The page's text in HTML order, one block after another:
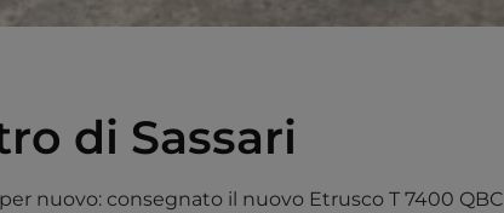
di Sassari
nuovo: consegnato il nuovo Etrusco T 7400 QBC